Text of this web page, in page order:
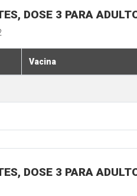
DOSE 3 PARA
Vacina
DOSE 3 PARA